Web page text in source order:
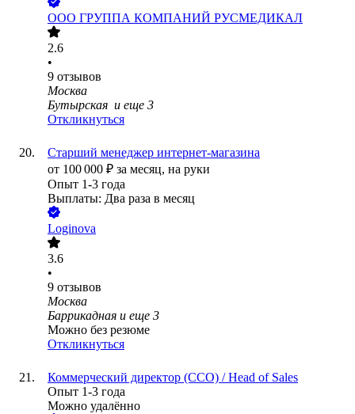
ООО ГРУППА КОМПАНИЙ РУСМЕДИКАЛ
2.6
•
9 отзывов
Москва
Бутырская и еще 3
Откликнуться
Старший менеджер интернет-магазина
от 100 000 ₽ за месяц, на руки
Опыт 1-3 года
Выплаты: Два раза в месяц
Loginova
3.6
•
9 отзывов
Москва
Баррикадная и еще 3
Можно без резюме
Откликнуться
Коммерческий директор (CCO) / Head of Sales
Опыт 1-3 года
Можно удалённо